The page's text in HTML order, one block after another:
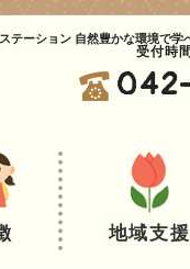
テーション 自然豊かな環境で学
受付時
地域支援